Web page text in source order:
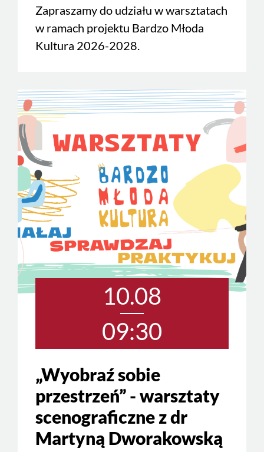
Zapraszamy do udziału w warsztatach
w ramach projektu Bardzo Młoda
Kultura 2026-2028.
10.08
09:30
„Wyobraź sobie
przestrzeń” - warsztaty
scenograficzne z dr
Martyną Dworakowską